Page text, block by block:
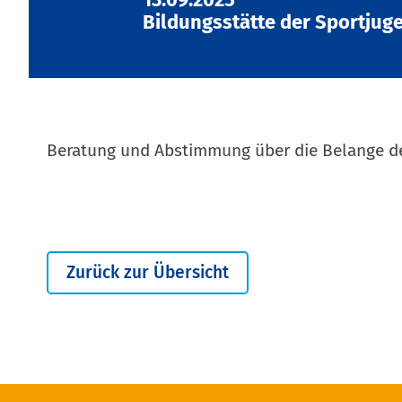
Bildungsstätte der
Beratung und Abstimmung über die Belange
Zurück zur Übersicht